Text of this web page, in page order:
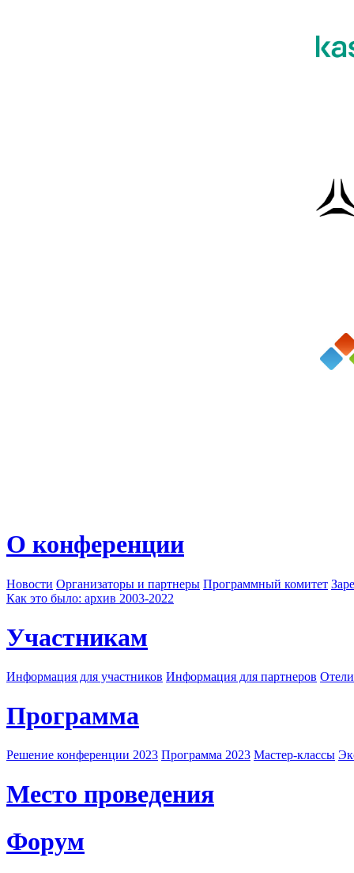
О конференции
Новости Организаторы и партнеры Программный комитет
Как это было: архив 2003-2022
Участникам
Информация для участников Информация для партнеров
Программа
Решение конференции 2023 Программа 2023 Мастер-классы
Место проведения
Форум